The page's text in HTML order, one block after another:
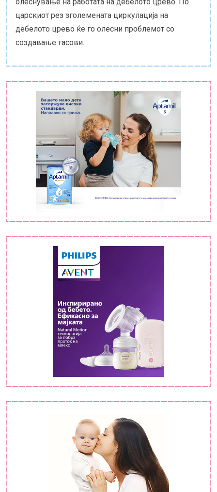
царскиот рез зголемената циркулација на
дебелото црево ќе го олесни проблемот со
создавање гасови.